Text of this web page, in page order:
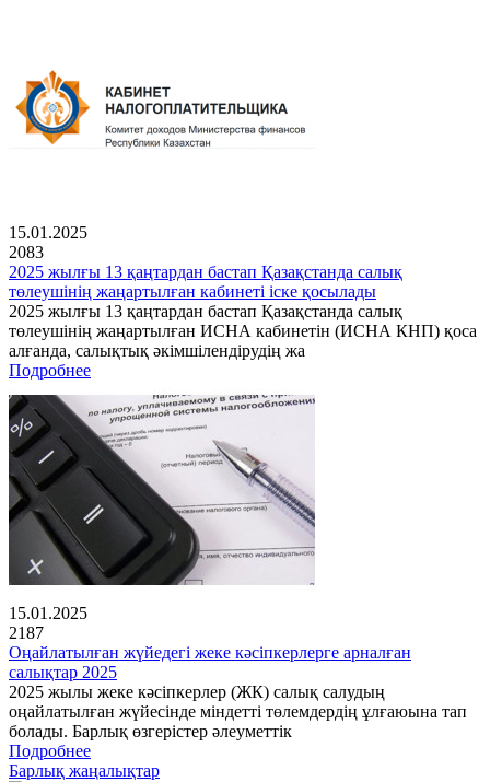
15.01.2025
2083
2025 жылғы 13 қаңтардан бастап Қазақстанда салық
төлеушінің жаңартылған кабинеті іске қосылады
2025 жылғы 13 қаңтардан бастап Қазақстанда салық
төлеушінің жаңартылған ИСНА кабинетін (ИСНА КНП) қоса
алғанда, салықтық әкімшілендірудің жа
Подробнее
15.01.2025
2187
Оңайлатылған жүйедегі жеке кәсіпкерлерге арналған
салықтар 2025
2025 жылы жеке кәсіпкерлер (ЖК) салық салудың
оңайлатылған жүйесінде міндетті төлемдердің ұлғаюына тап
болады. Барлық өзгерістер әлеуметтік
Подробнее
Барлық жаңалықтар